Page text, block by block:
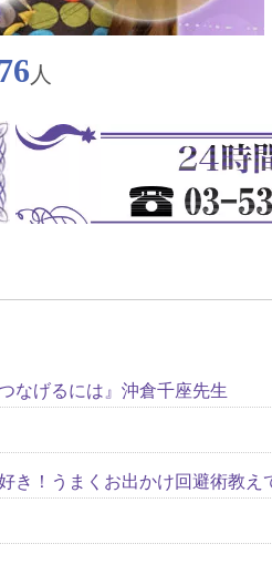
人
なげるには』沖倉千座先生
！うまくお出かけ回避術教え